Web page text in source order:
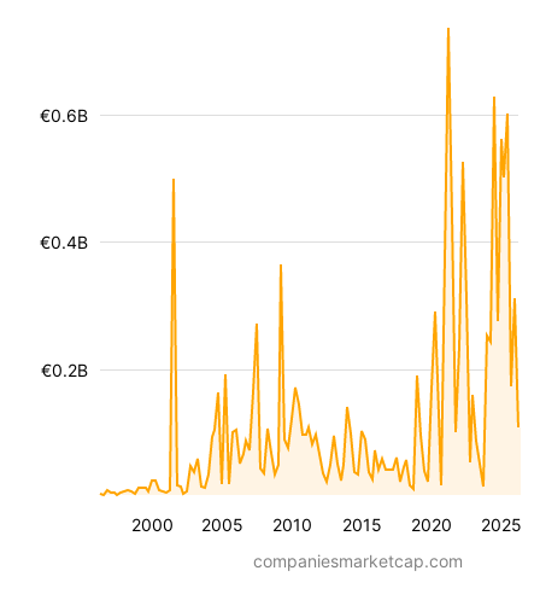
2000 2005 2010 2015 2020 2025
€0.2B
€0.4B
€0.6B
companiesmarketcap.com